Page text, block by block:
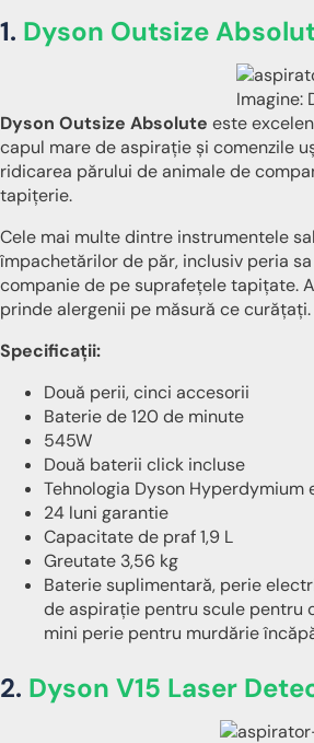
1. Dyson Outsize
Imagine:
Dyson Outsize Absolute este
capul mare de aspirație și comenzile
ridicarea părului de animale de
tapițerie.
Cele mai multe dintre instrumentele
împachetărilor de păr, inclusiv peria
companie de pe suprafețele tapițate.
prinde alergenii pe măsură ce curățați.
Specificații:
Două perii, cinci accesorii
Baterie de 120 de minute
545W
Două baterii click incluse
Tehnologia Dyson Hyperdymium
24 luni garantie
Capacitate de praf 1,9 L
Greutate 3,56 kg
Baterie suplimentară, perie
de aspirație pentru scule pentru
mini perie pentru murdărie
2. Dyson V15 Laser